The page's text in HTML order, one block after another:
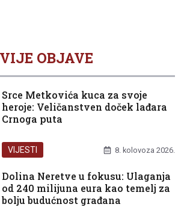
OBJAVE
Srce Metkovića kuca za svoje
heroje: Veličanstven doček lađara
Crnoga puta
VIJESTI 8. kolovoza 2026.
Dolina Neretve u fokusu: Ulaganja
od 240 milijuna eura kao temelj za
bolju budućnost građana